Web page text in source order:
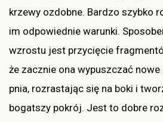
krzewy ozdobne. Bardzo szybko
im odpowiednie warunki.
wzrostu jest przycięcie
że zacznie ona wypuszczać
pnia, rozrastając się na boki i
bogatszy pokrój. Jest to dobre